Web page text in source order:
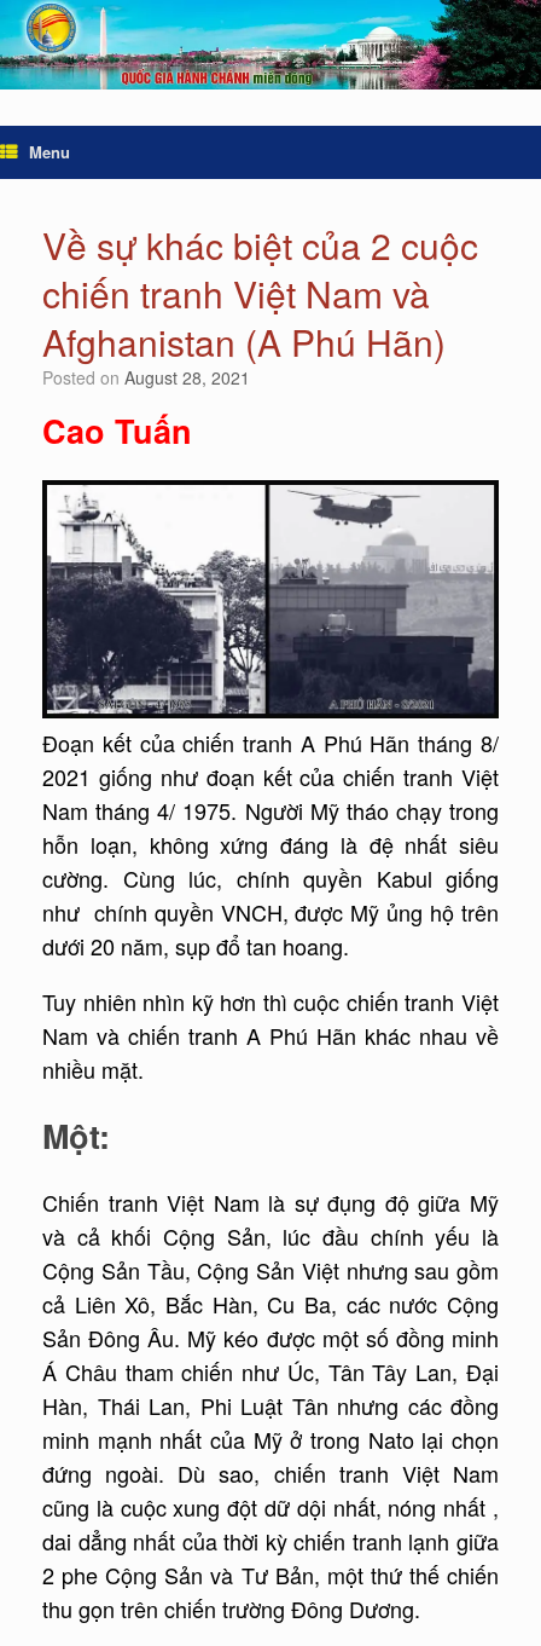
Menu
Về sự khác biệt của 2 cuộc
chiến tranh Việt Nam và
Afghanistan (A Phú Hãn)
Posted on August 28, 2021
Cao Tuấn
Đoạn kết của chiến tranh A Phú Hãn tháng 8/
2021 giống như đoạn kết của chiến tranh Việt
Nam tháng 4/ 1975. Người Mỹ tháo chạy trong
hỗn loạn, không xứng đáng là đệ nhất siêu
cường. Cùng lúc, chính quyền Kabul giống
như chính quyền VNCH, được Mỹ ủng hộ trên
dưới 20 năm, sụp đổ tan hoang.
Tuy nhiên nhìn kỹ hơn thì cuộc chiến tranh Việt
Nam và chiến tranh A Phú Hãn khác nhau về
nhiều mặt.
Một:
Chiến tranh Việt Nam là sự đụng độ giữa Mỹ
và cả khối Cộng Sản, lúc đầu chính yếu là
Cộng Sản Tầu, Cộng Sản Việt nhưng sau gồm
cả Liên Xô, Bắc Hàn, Cu Ba, các nước Cộng
Sản Đông Âu. Mỹ kéo được một số đồng minh
Á Châu tham chiến như Úc, Tân Tây Lan, Đại
Hàn, Thái Lan, Phi Luật Tân nhưng các đồng
minh mạnh nhất của Mỹ ở trong Nato lại chọn
đứng ngoài. Dù sao, chiến tranh Việt Nam
cũng là cuộc xung đột dữ dội nhất, nóng nhất ,
dai dẳng nhất của thời kỳ chiến tranh lạnh giữa
2 phe Cộng Sản và Tư Bản, một thứ thế chiến
thu gọn trên chiến trường Đông Dương.